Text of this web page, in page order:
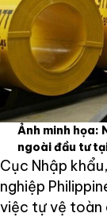
Ảnh minh họa:
ngoài đầu tư
Cục Nhập
nghiệp
việc tự vệ toàn